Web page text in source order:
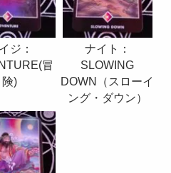
ジ：
冒
険)
ナイト：
SLOWING
DOWN（スローイ
ング・ダウン）